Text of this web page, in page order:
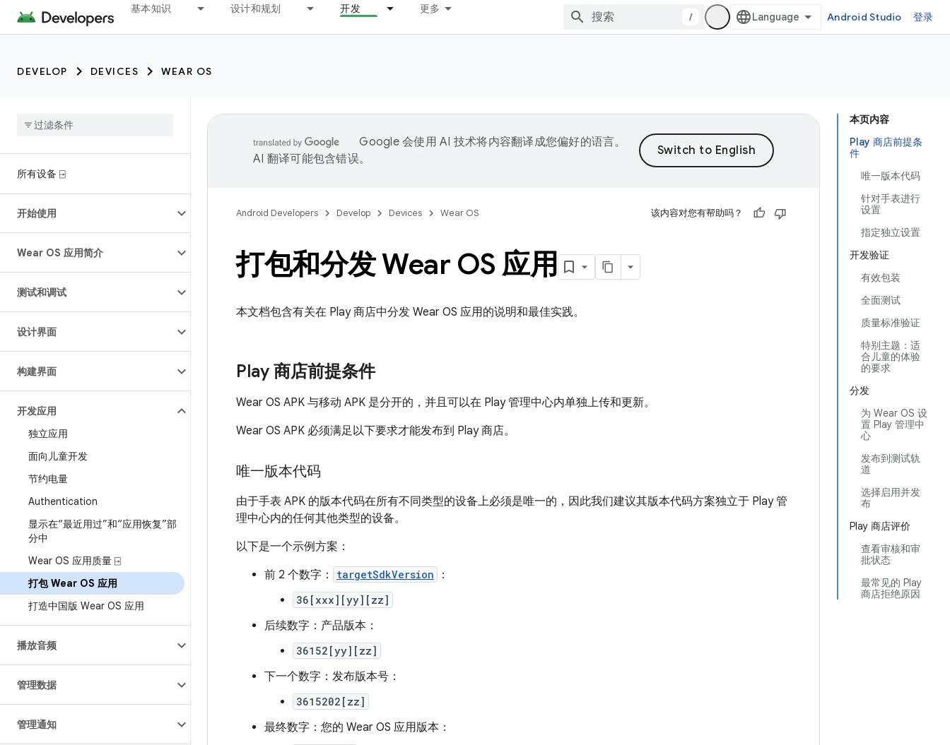
基本知识 设计和规划 开发 更多
/ Android Studio 登录
DEVELOP DEVICES WEAR OS
所有设备 ⍈
开始使用
Wear OS 应用简介
测试和调试
设计界面
构建界面
开发应用
独立应用
面向儿童开发
节约电量
Authentication
显示在“最近用过”和“应用恢复”部
分中
Wear OS 应用质量 ⍈
打包 Wear OS 应用
打造中国版 Wear OS 应用
播放音频
管理数据
管理通知
本页内容
Play 商店前提条
件
唯一版本代码
针对手表进行
设置
指定独立设置
开发验证
有效包装
全面测试
质量标准验证
特别主题：适
合儿童的体验
的要求
分发
为 Wear OS 设
置 Play 管理中
心
发布到测试轨
道
选择启用并发
布
Play 商店评价
查看审核和审
批状态
最常见的 Play
商店拒绝原因
Google 会使用 AI 技术将内容翻译成您偏好的语言。
AI 翻译可能包含错误。
Android Developers Develop Devices Wear OS 该内容对您有帮助吗？
打包和分发 Wear OS 应用
本文档包含有关在 Play 商店中分发 Wear OS 应用的说明和最佳实践。
Play 商店前提条件
Wear OS APK 与移动 APK 是分开的，并且可以在 Play 管理中心内单独上传和更新。
Wear OS APK 必须满足以下要求才能发布到 Play 商店。
唯一版本代码
由于手表 APK 的版本代码在所有不同类型的设备上必须是唯一的，因此我们建议其版本代码方案独立于 Play 管
理中心内的任何其他类型的设备。
以下是一个示例方案：
前 2 个数字：
targetSdkVersion ：
36[xxx][yy][zz]
后续数字：产品版本：
36152[yy][zz]
下一个数字：发布版本号：
3615202[zz]
最终数字：您的 Wear OS 应用版本：